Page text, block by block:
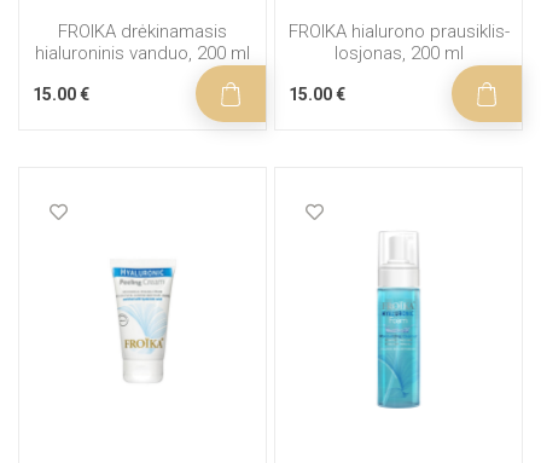
FROIKA drėkinamasis
hialuroninis vanduo, 200 ml
15.00 €
FROIKA hialurono prausiklis-
losjonas, 200 ml
15.00 €